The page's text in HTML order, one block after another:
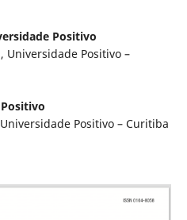
Positivo
Universidade Positivo –
Positivo – Curitiba